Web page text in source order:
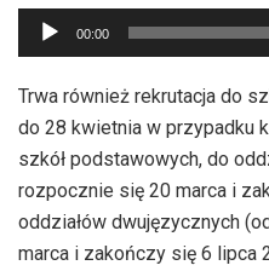
Odtwarzacz
plików
dźwiękowych
00:00
Trwa również rekrutacja do
do 28 kwietnia w przypadku
szkół podstawowych, do
rozpocznie się 20 marca i
oddziałów dwujęzycznych
marca i zakończy się 6 lipca